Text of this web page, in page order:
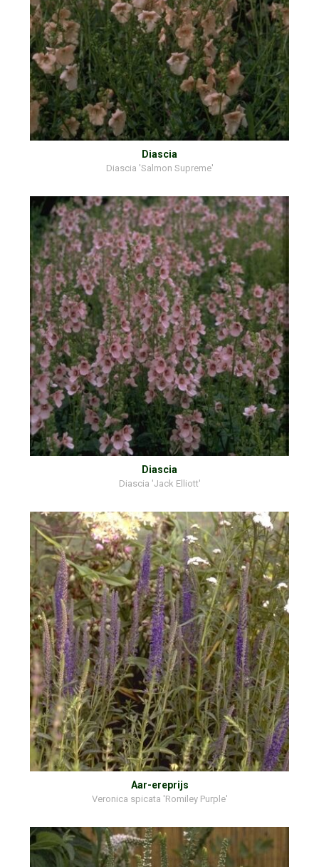
Diascia
Diascia 'Salmon Supreme'
Diascia
Diascia 'Jack Elliott'
Aar-ereprijs
Veronica spicata 'Romiley Purple'